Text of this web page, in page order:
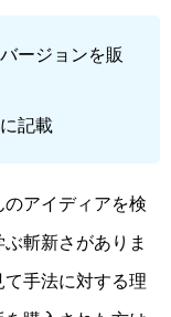
ージョンを販
記載
アイディアを検
斬新さがありま
手法に対する理